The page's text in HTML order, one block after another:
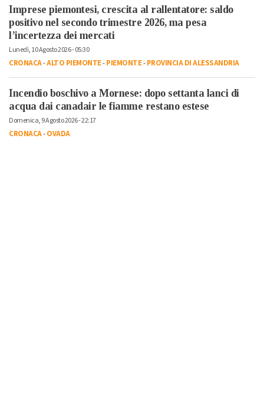
Imprese piemontesi, crescita al rallentatore: saldo
positivo nel secondo trimestre 2026, ma pesa
l’incertezza dei mercati
Lunedì, 10 Agosto 2026 - 05:30
CRONACA-ALTO PIEMONTE-PIEMONTE-PROVINCIA DI ALESSANDRIA
Incendio boschivo a Mornese: dopo settanta lanci di
acqua dai canadair le fiamme restano estese
Domenica, 9 Agosto 2026 - 22:17
CRONACA-OVADA